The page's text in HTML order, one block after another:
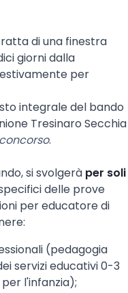
di una finestra
giorni dalla
per
integrale del bando
Tresinaro Secchia
.
si svolgerà per soli
delle prove
per educatore di
(pedagogia
servizi educativi 0-3
l'infanzia);